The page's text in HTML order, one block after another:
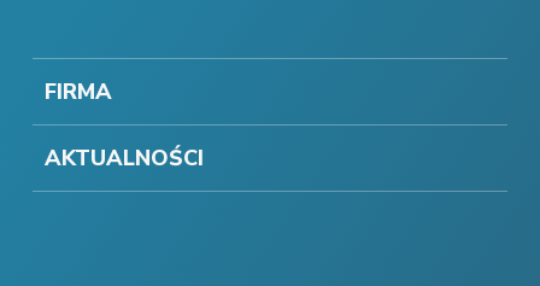
FIRMA
AKTUALNOŚCI